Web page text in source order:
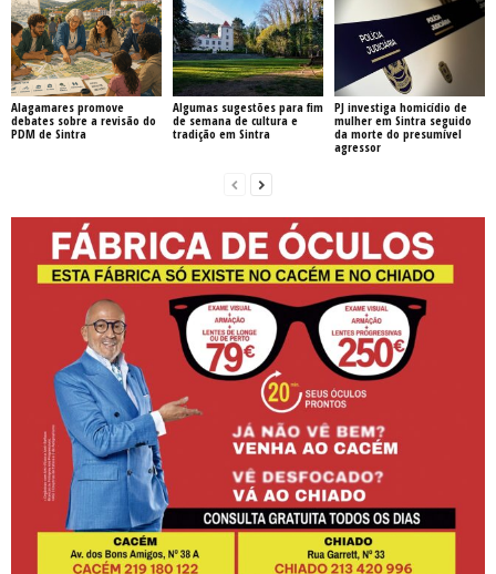
Alagamares promove
debates sobre a revisão do
PDM de Sintra
Algumas sugestões para fim
de semana de cultura e
tradição em Sintra
PJ investiga homicídio de
mulher em Sintra seguido
da morte do presumível
agressor